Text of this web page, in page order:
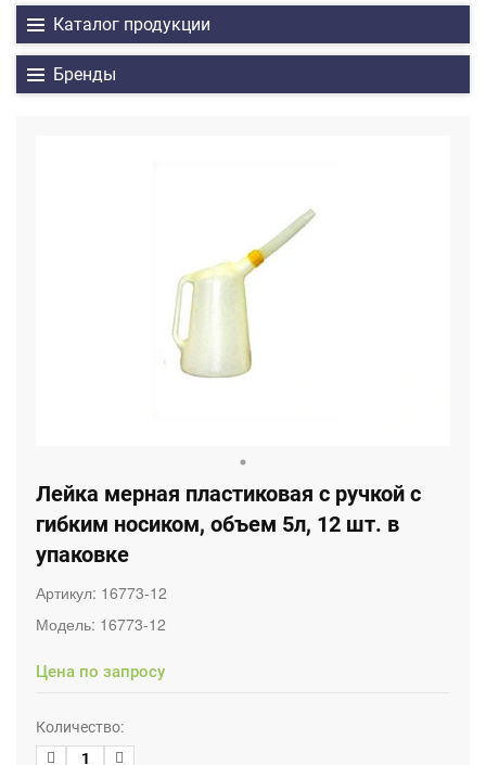
Каталог продукции
Бренды
Лейка мерная пластиковая с ручкой с
гибким носиком, объем 5л, 12 шт. в
упаковке
Артикул: 16773-12
Модель: 16773-12
Цена по запросу
Количество: